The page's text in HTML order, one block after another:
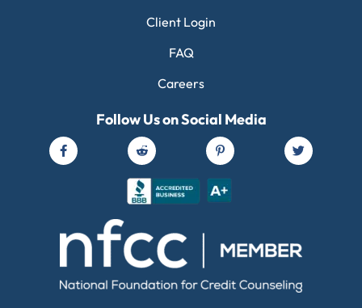
Client Login
FAQ
Careers
Follow Us on Social Media